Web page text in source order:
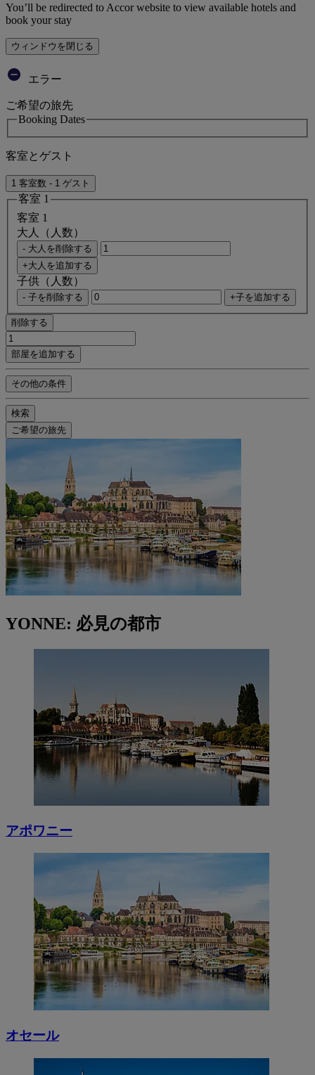
You’ll be redirected to Accor website to view available hotels and
book your stay
ウィンドウを閉じる
エラー
ご希望の旅先
Booking Dates
客室とゲスト
1 客室数 - 1 ゲスト
客室 1
客室 1
大人（人数）
- 大人を削除する
+大人を追加する
子供（人数）
- 子を削除する +子を追加する
削除する
部屋を追加する
その他の条件
検索
ご希望の旅先
YONNE: 必見の都市
アポワニー
オセール